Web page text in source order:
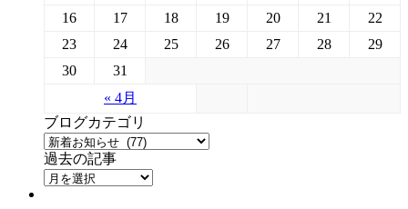
« 4月
16
17 18 19 20 21
22
23
24 25 26 27 28
29
30
31
ブログカテゴリ
過去の記事